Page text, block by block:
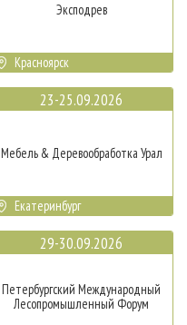
Эксподрев
Красноярск
23-25.09.2026
Мебель & Деревообработка Урал
Екатеринбург
29-30.09.2026
Петербургский Международный
Лесопромышленный Форум